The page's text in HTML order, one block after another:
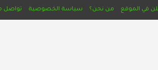
في الموقع من نحن؟ سياسة الخصوصية تواصل